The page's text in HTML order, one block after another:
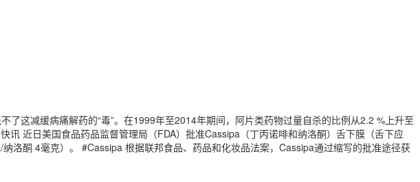
这减缓病痛解药的“毒”。在1999年至2014年期间，阿片类药物过量自杀的比例从2.2 %上升至
近日美国食品药品监督管理局（FDA）批准Cassipa（丁丙诺啡和纳洛酮）舌下膜（舌下应
洛酮 4毫克）。 #Cassipa 根据联邦食品、药品和化妆品法案，Cassipa通过缩写的批准途径获